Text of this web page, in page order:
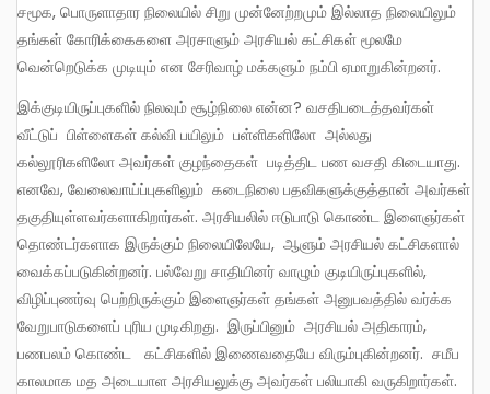
சமூக, பொருளாதார நிலையில் சிறு முன்னேற்றமும் இல்லாத நிலையிலும்
தங்கள் கோரிக்கைகளை அரசாளும் அரசியல் கட்சிகள் மூலமே
வென்றெடுக்க முடியும் என சேரிவாழ் மக்களும் நம்பி ஏமாறுகின்றனர்.
இக்குடியிருப்புகளில் நிலவும் சூழ்நிலை என்ன? வசதிபடைத்தவர்கள்
வீட்டுப் பிள்ளைகள் கல்வி பயிலும் பள்ளிகளிலோ அல்லது
கல்லூரிகளிலோ அவர்கள் குழந்தைகள் படித்திட பண வசதி கிடையாது.
எனவே, வேலைவாய்ப்புகளிலும் கடைநிலை பதவிகளுக்குத்தான் அவர்கள்
தகுதியுள்ளவர்களாகிறார்கள். அரசியலில் ஈடுபாடு கொண்ட இளைஞர்கள்
தொண்டர்களாக இருக்கும் நிலையிலேயே, ஆளும் அரசியல் கட்சிகளால்
வைக்கப்படுகின்றனர். பல்வேறு சாதியினர் வாழும் குடியிருப்புகளில்,
விழிப்புணர்வு பெற்றிருக்கும் இளைஞர்கள் தங்கள் அனுபவத்தில் வர்க்க
வேறுபாடுகளைப் புரிய முடிகிறது. இருப்பினும் அரசியல் அதிகாரம்,
பணபலம் கொண்ட கட்சிகளில் இணைவதையே விரும்புகின்றனர். சமீப
காலமாக மத அடையாள அரசியலுக்கு அவர்கள் பலியாகி வருகிறார்கள்.